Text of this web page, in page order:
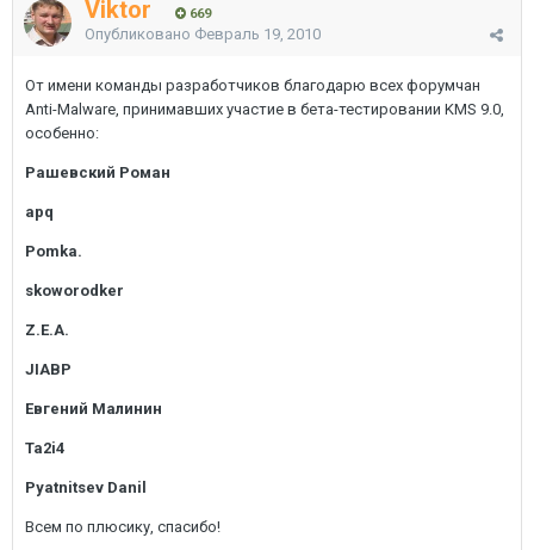
Viktor 669
Опубликовано Февраль 19, 2010
От имени команды разработчиков благодарю всех форумчан
Anti-Malware, принимавших участие в бета-тестировании KMS 9.0,
особенно:
Рашевский Роман
apq
Pomka.
skoworodker
Z.E.A.
JIABP
Евгений Малинин
Ta2i4
Pyatnitsev Danil
Всем по плюсику, спасибо!